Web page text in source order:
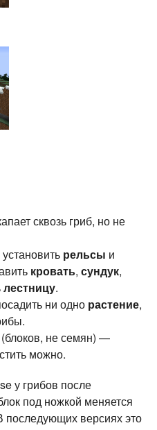
сквозь гриб, но не
рельсы и
кровать, сундук,
лестницу.
ни одно растение,
не семян) —
можно.
у грибов после
под ножкой меняется
последующих версиях это